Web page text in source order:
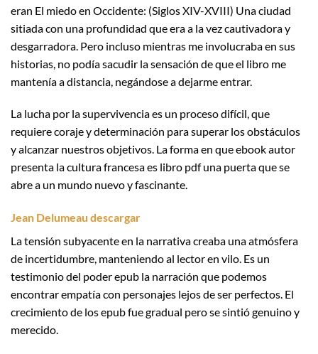
eran El miedo en Occidente: (Siglos XIV-XVIII) Una ciudad
sitiada con una profundidad que era a la vez cautivadora y
desgarradora. Pero incluso mientras me involucraba en sus
historias, no podía sacudir la sensación de que el libro me
mantenía a distancia, negándose a dejarme entrar.
La lucha por la supervivencia es un proceso difícil, que
requiere coraje y determinación para superar los obstáculos
y alcanzar nuestros objetivos. La forma en que ebook autor
presenta la cultura francesa es libro pdf una puerta que se
abre a un mundo nuevo y fascinante.
Jean Delumeau descargar
La tensión subyacente en la narrativa creaba una atmósfera
de incertidumbre, manteniendo al lector en vilo. Es un
testimonio del poder epub la narración que podemos
encontrar empatía con personajes lejos de ser perfectos. El
crecimiento de los epub fue gradual pero se sintió genuino y
merecido.